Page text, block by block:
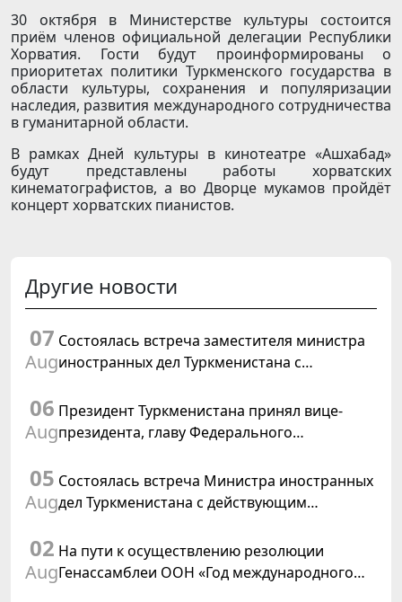
30 октября в Министерстве культуры состоится
приём членов официальной делегации Республики
Хорватия. Гости будут проинформированы о
приоритетах политики Туркменского государства в
области культуры, сохранения и популяризации
наследия, развития международного сотрудничества
в гуманитарной области.
В рамках Дней культуры в кинотеатре «Ашхабад»
будут представлены работы хорватских
кинематографистов, а во Дворце мукамов пройдёт
концерт хорватских пианистов.
Другие новости
07
Aug
Состоялась встреча заместителя министра
иностранных дел Туркменистана с
Туркменистане
06
Aug
Президент Туркменистана принял вице-
президента, главу Федерального
Швейцарской Конфедерации
05
Aug
Состоялась встреча Министра иностранных
дел Туркменистана с действующим
02
Aug
На пути к осуществлению резолюции
Генассамблеи ООН «Год международного